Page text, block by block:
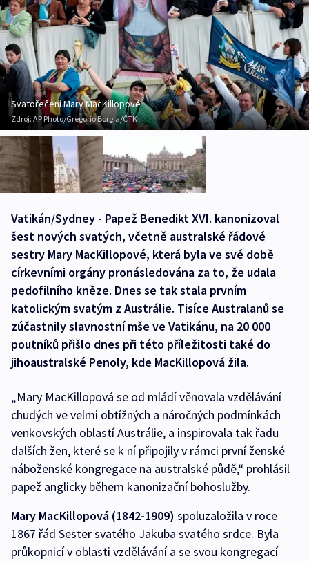
Svatořečení Mary MacKillopové
Zdroj: AP Photo/Gregorio Borgia/ČTK
Vatikán/Sydney - Papež Benedikt XVI. kanonizoval
šest nových svatých, včetně australské řádové
sestry Mary MacKillopové, která byla ve své době
církevními orgány pronásledována za to, že udala
pedofilního kněze. Dnes se tak stala prvním
katolickým svatým z Austrálie. Tisíce Australanů se
zúčastnily slavnostní mše ve Vatikánu, na 20 000
poutníků přišlo dnes při této příležitosti také do
jihoaustralské Penoly, kde MacKillopová žila.
„Mary MacKillopová se od mládí věnovala vzdělávání
chudých ve velmi obtížných a náročných podmínkách
venkovských oblastí Austrálie, a inspirovala tak řadu
dalších žen, které se k ní připojily v rámci první ženské
náboženské kongregace na australské půdě,“ prohlásil
papež anglicky během kanonizační bohoslužby.
Mary MacKillopová (1842-1909) spoluzaložila v roce
1867 řád Sester svatého Jakuba svatého srdce. Byla
průkopnicí v oblasti vzdělávání a se svou kongregací